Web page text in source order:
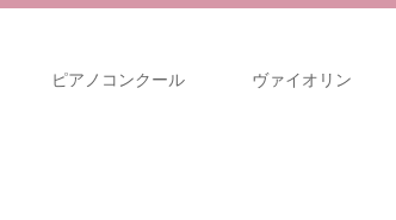
ピアノコンクール ヴァイオリン